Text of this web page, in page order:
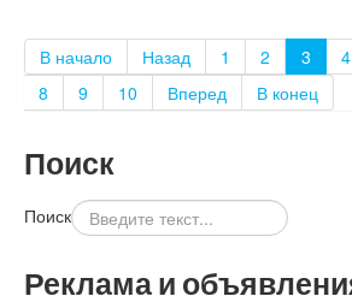
В начало
Назад 1 2 3 4
8
9 10 Вперед В конец
Поиск
Поиск
Реклама и